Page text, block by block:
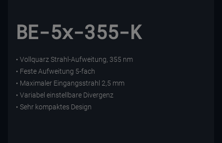
BE-5x-355-K
• Vollquarz Strahl-Aufweitung, 355 nm
• Feste Aufweitung 5-fach
• Maximaler Eingangsstrahl 2,5 mm
• Variabel einstellbare Divergenz
• Sehr kompaktes Design